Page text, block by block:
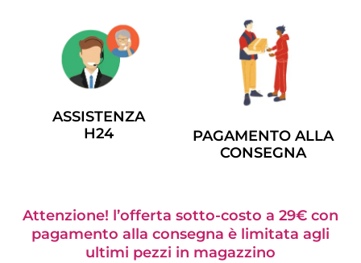
ASSISTENZA
H24
PAGAMENTO ALLA
CONSEGNA
Attenzione! l’offerta sotto-costo a 29€ con
pagamento alla consegna è limitata agli
ultimi pezzi in magazzino